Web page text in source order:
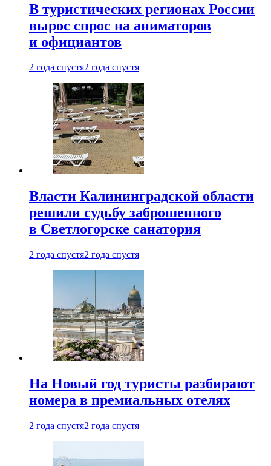
В туристических регионах России
вырос спрос на аниматоров
и официантов
2 года спустя2 года спустя
Власти Калининградской области
решили судьбу заброшенного
в Светлогорске санатория
2 года спустя2 года спустя
На Новый год туристы разбирают
номера в премиальных отелях
2 года спустя2 года спустя